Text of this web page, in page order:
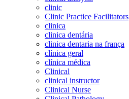
clinic
Clinic Practice Facilitators
clinica
clinica dentária
clinica dentaria na frança
clínica geral
clínica médica
Clinical
clinical instructor
Clinical Nurse